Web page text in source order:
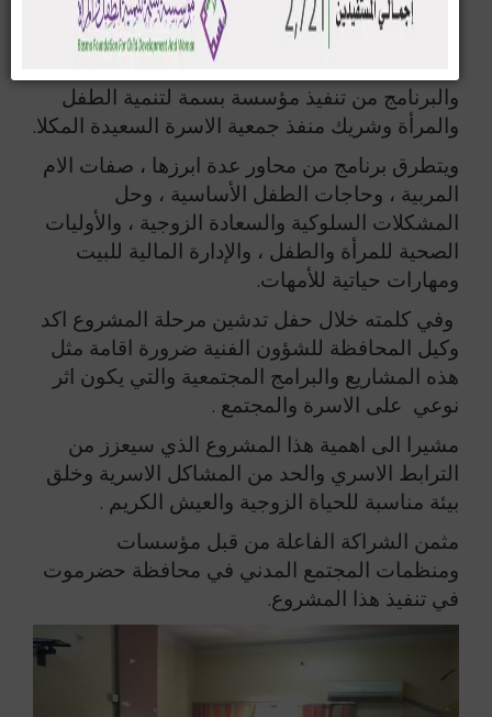
والبرنامج من تنفيذ مؤسسة بسمة لتنمية الطفل
والمرأة وشريك منفذ جمعية الاسرة السعيدة المكلا.
ويتطرق برنامج من محاور عدة ابرزها ، صفات الام
المربية ، وحاجات الطفل الأساسية ، وحل
المشكلات السلوكية والسعادة الزوجية ، والأوليات
الصحية للمرأة والطفل ، والإدارة المالية للبيت
ومهارات حياتية للأمهات.
وفي كلمته خلال حفل تدشين مرحلة المشروع اكد
وكيل المحافظة للشؤون الفنية ضرورة اقامة مثل
هذه المشاريع والبرامج المجتمعية والتي يكون اثر
نوعي على الاسرة والمجتمع .
مشيرا الى اهمية هذا المشروع الذي سيعزز من
الترابط الاسري والحد من المشاكل الاسرية وخلق
بيئة مناسبة للحياة الزوجية والعيش الكريم .
مثمن الشراكة الفاعلة من قبل مؤسسات
ومنظمات المجتمع المدني في محافظة حضرموت
في تنفيذ هذا المشروع.